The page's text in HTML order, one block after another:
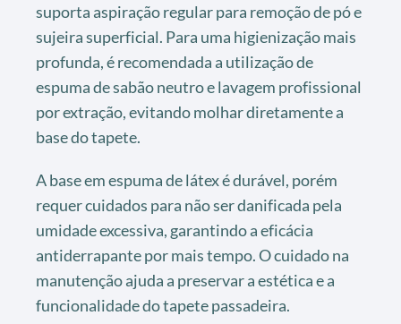
suporta aspiração regular para remoção de pó e
sujeira superficial. Para uma higienização mais
profunda, é recomendada a utilização de
espuma de sabão neutro e lavagem profissional
por extração, evitando molhar diretamente a
base do tapete.
A base em espuma de látex é durável, porém
requer cuidados para não ser danificada pela
umidade excessiva, garantindo a eficácia
antiderrapante por mais tempo. O cuidado na
manutenção ajuda a preservar a estética e a
funcionalidade do tapete passadeira.